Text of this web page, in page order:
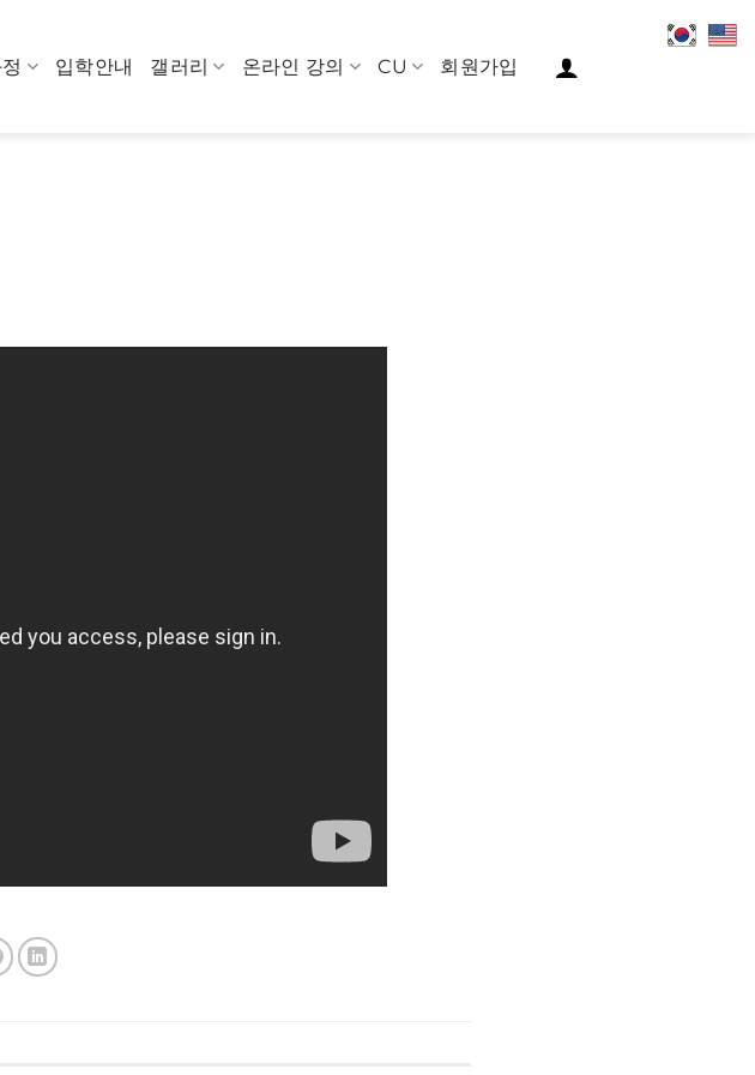
입학안내 갤러리 온라인 강의 CU 회원가입